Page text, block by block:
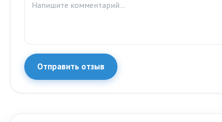
Отправить отзыв